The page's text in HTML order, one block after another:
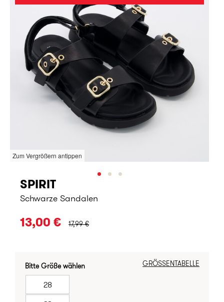
Zum Vergrößern antippen
SPIRIT
Schwarze Sandalen
13,00 € URSPRÜNGLICHER PREIS:
17,99 €
GRÖSSENTABELLE
Bitte Größe wählen
28